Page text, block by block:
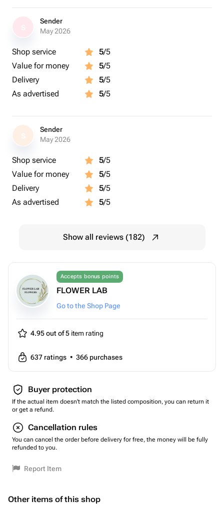
Sender
May 2026
Shop service 5/5
Value for money
5/5
Delivery
5/5
As advertised
5/5
S
Sender
May 2026
Shop service 5/5
Value for money
5/5
Delivery
5/5
As advertised
5/5
Show all reviews (182)
Accepts bonus points
FLOWER LAB
Go to the Shop Page
4.95 out of 5 item rating
637 ratings • 366 purchases
Buyer protection
If the actual item doesn't match the listed composition, you can return it
or get a refund.
Cancellation rules
You can cancel the order before delivery for free, the money will be fully
refunded to you.
Report Item
Other items of this shop